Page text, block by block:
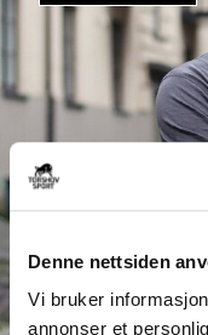
Denne nettsiden
Vi bruker
annonser et